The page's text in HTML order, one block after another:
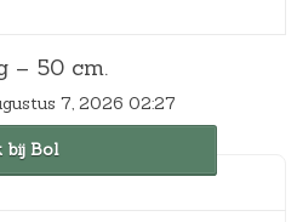
– 50 cm.
7, 2026 02:27
bij Bol